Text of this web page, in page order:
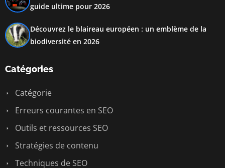
guide ultime pour 2026
Découvrez le blaireau européen : un emblème de la
biodiversité en 2026
Catégories
Catégorie
Erreurs courantes en SEO
Outils et ressources SEO
Stratégies de contenu
Techniques de SEO